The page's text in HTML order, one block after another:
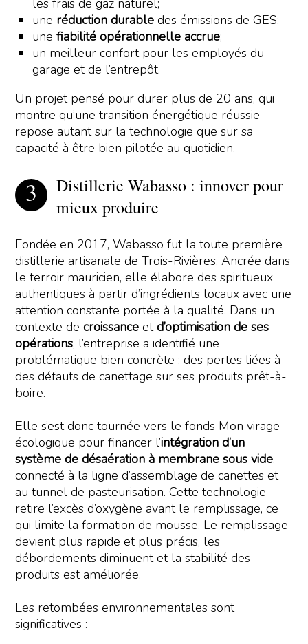
les frais de gaz naturel;
une réduction durable des émissions de GES;
unefiabilité opérationnelle accrue;
un meilleur confort pour les employés du
garage et de l’entrepôt.
Un projet pensé pour durer plus de 20 ans, qui
montre qu’une transition énergétique réussie
repose autant sur la technologie que sur sa
capacité à être bien pilotée au quotidien.
Distillerie Wabasso : innover pour
mieux produire
Fondée en 2017, Wabasso fut la toute première
distillerie artisanale de Trois-Rivières. Ancrée dans
le terroir mauricien, elle élabore des spiritueux
authentiques à partir d’ingrédients locaux avec une
attention constante portée à la qualité. Dans un
contexte decroissance etd’optimisation de ses
opérations, l’entreprise a identifié une
problématique bien concrète : des pertes liées à
des défauts de canettage sur ses produits prêt-à-
boire.
Elle s’est donc tournée vers le fonds Mon virage
écologique pour financer l’intégration d’un
système de désaération à membrane sous vide,
connecté à la ligne d’assemblage de canettes et
au tunnel de pasteurisation. Cette technologie
retire l’excès d’oxygène avant le remplissage, ce
qui limite la formation de mousse. Le remplissage
devient plus rapide et plus précis, les
débordements diminuent et la stabilité des
produits est améliorée.
Les retombées environnementales sont
significatives :